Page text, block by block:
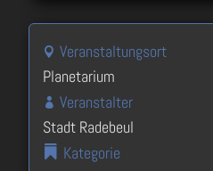
Veranstaltungsort
Planetarium
Veranstalter
Stadt Radebeul
Kategorie